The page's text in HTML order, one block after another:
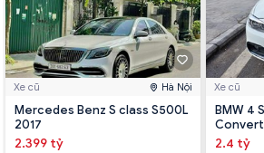
Xe cũ Hà Nội
Mercedes Benz S class S500L
2017
2.399 tỷ
Xe cũ
BMW 4
2.4 tỷ